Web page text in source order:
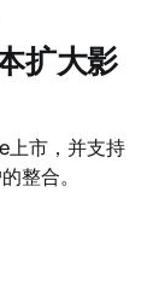
扩大影
上市，并支持
整合。